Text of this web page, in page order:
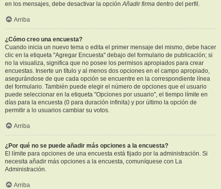
en los mensajes, debe desactivar la opciónAñadir firma dentro del perfil.
Arriba
¿Cómo creo una encuesta?
Cuando inicia un nuevo tema o edita el primer mensaje del mismo, debe hacer
clic en la etiqueta "Agregar Encuesta" debajo del formulario de publicación; si
no la visualiza, significa que no posee los permisos apropiados para crear
encuestas. Inserte un título y al menos dos opciones en el campo apropiado,
asegurándose de que cada opción se encuentre en la correspondiente línea
del formulario. También puede elegir el número de opciones que el usuario
puede seleccionar en la etiqueta "Opciones por usuario", el tiempo límite en
días para la encuesta (0 para duración infinita) y por último la opción de
permitir a lo usuarios cambiar su votos.
Arriba
¿Por qué no se puede añadir más opciones a la encuesta?
El límite para opciones de una encuesta está fijado por la administración. Si
necesita añadir más opciones a la encuesta, comuníquese con La
Administración.
Arriba